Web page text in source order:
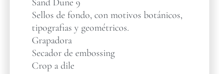
Sand Dune 9
Sellos de fondo, con motivos botánicos,
tipografias y geométricos.
Grapadora
Secador de embossing
Crop a dile